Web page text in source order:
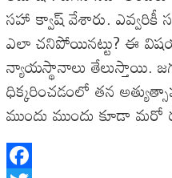
సహా క్వాష్ వేశారు.
ఎలా చనిపోయినట్టు? ఈ
న్యాయస్థానాలు తేలుస్తాయి.
ధిక్కరించడంలో తన
ముందు ముందు కూడా మరో